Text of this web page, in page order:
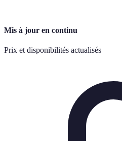
Mis à jour en continu
Prix et disponibilités actualisés